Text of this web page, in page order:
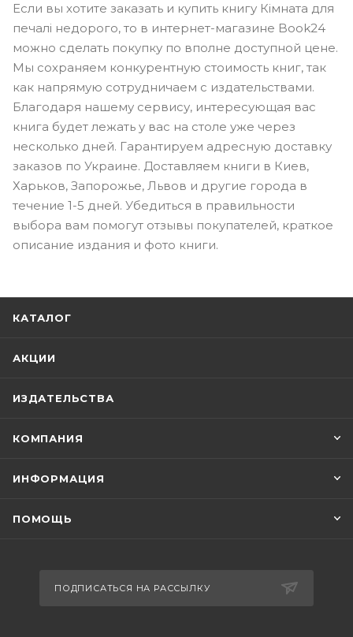
Если вы хотите заказать и купить книгу Кімната для
печалі недорого, то в интернет-магазине Book24
можно сделать покупку по вполне доступной цене.
Мы сохраняем конкурентную стоимость книг, так
как напрямую сотрудничаем с издательствами.
Благодаря нашему сервису, интересующая вас
книга будет лежать у вас на столе уже через
несколько дней. Гарантируем адресную доставку
заказов по Украине. Доставляем книги в Киев,
Харьков, Запорожье, Львов и другие города в
течение 1-5 дней. Убедиться в правильности
выбора вам помогут отзывы покупателей, краткое
описание издания и фото книги.
КАТАЛОГ
АКЦИИ
ИЗДАТЕЛЬСТВА
КОМПАНИЯ
ИНФОРМАЦИЯ
ПОМОЩЬ
ПОДПИСАТЬСЯ НА РАССЫЛКУ